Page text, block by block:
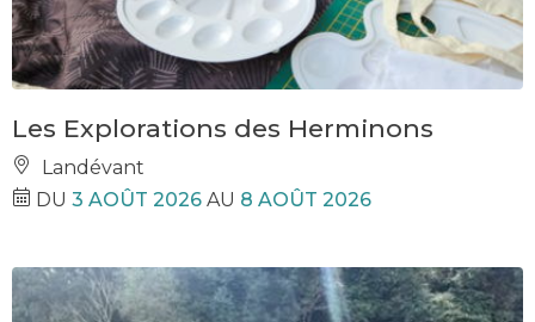
Les Explorations des Herminons
Landévant
DU 3 AOÛT 2026 AU 8 AOÛT 2026